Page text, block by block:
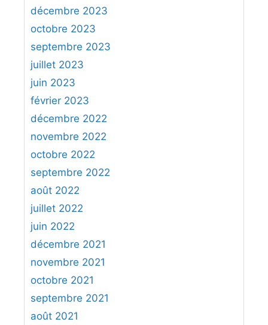
décembre 2023
octobre 2023
septembre 2023
juillet 2023
juin 2023
février 2023
décembre 2022
novembre 2022
octobre 2022
septembre 2022
août 2022
juillet 2022
juin 2022
décembre 2021
novembre 2021
octobre 2021
septembre 2021
août 2021